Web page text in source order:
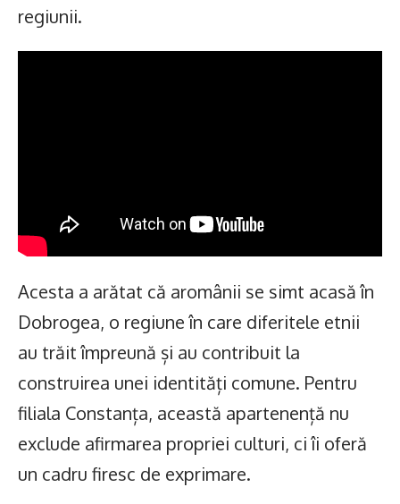
regiunii.
Acesta a arătat că aromânii se simt acasă în
Dobrogea, o regiune în care diferitele etnii
au trăit împreună și au contribuit la
construirea unei identități comune. Pentru
filiala Constanța, această apartenență nu
exclude afirmarea propriei culturi, ci îi oferă
un cadru firesc de exprimare.